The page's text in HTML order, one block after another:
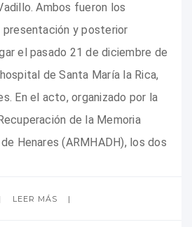
Ambos fueron los
y posterior
el pasado 21 de diciembre de
de Santa María la Rica,
En el acto, organizado por la
de la Memoria
Henares (ARMHADH), los dos
LEER MÁS